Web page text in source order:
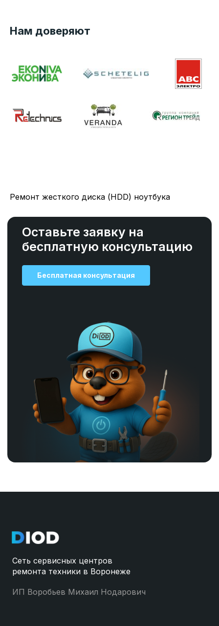
Нам доверяют
Ремонт жесткого диска (HDD) ноутбука
Оставьте заявку на
бесплатную консультацию
Бесплатная консультация
Сеть сервисных центров
ремонта техники в Воронеже
ИП Воробьев Михаил Нодарович